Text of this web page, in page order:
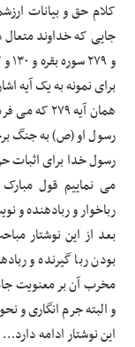
کلام حق و بیانات
برای نمونه به یک آیه
همان آیه
رسول او (ص) به جنگ
رسول خدا برای اثبات
می نماییم قول
رباخوار و ربادهنده و
بعد از این نوشتار
بودن ربا گیرنده و
مخرب آن بر معنویت
و البته جرم انگاری و
این نوشتار ادامه دارد…